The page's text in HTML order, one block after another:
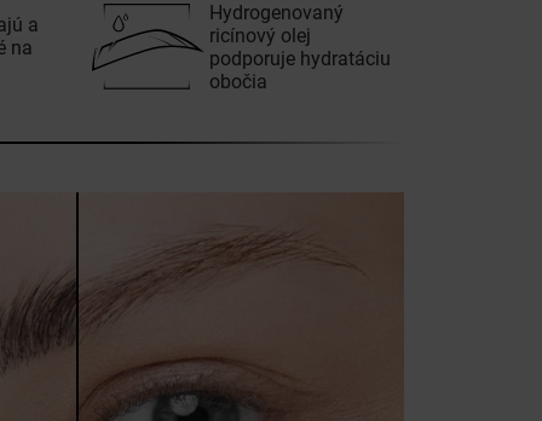
a
na
Hydrogenovaný
ricínový olej
podporuje hydratáciu
obočia